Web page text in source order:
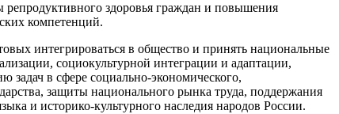
здоровья граждан и повышения
компетенций.
интегрироваться в общество и принять национальные
социокультурной интеграции и адаптации,
задач в сфере социально-экономического,
защиты национального рынка труда, поддержания
и историко-культурного наследия народов России.